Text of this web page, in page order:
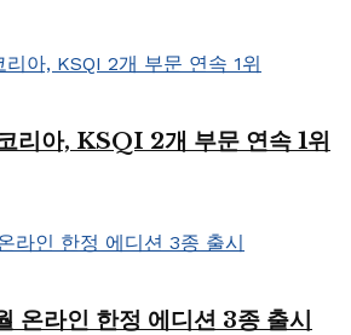
리아, KSQI 2개 부문 연속 1위
온라인 한정 에디션 3종 출시